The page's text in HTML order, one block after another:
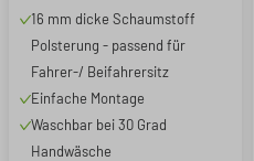
anthrazit, 1 Stück
16 mm dicke Schaumstoff
Polsterung - passend für
Fahrer-/ Beifahrersitz
Einfache Montage
Waschbar bei 30 Grad
Handwäsche